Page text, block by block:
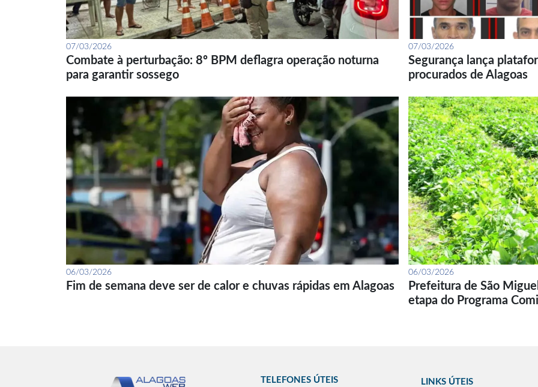
07/03/2026
Combate à perturbação: 8º BPM deflagra operação noturna
para garantir sossego
07/03/2026
Segurança lança
procurados de Alagoas
06/03/2026
Fim de semana deve ser de calor e chuvas rápidas em Alagoas
06/03/2026
Prefeitura de São
etapa do Programa
TELEFONES ÚTEIS LINKS ÚTEIS